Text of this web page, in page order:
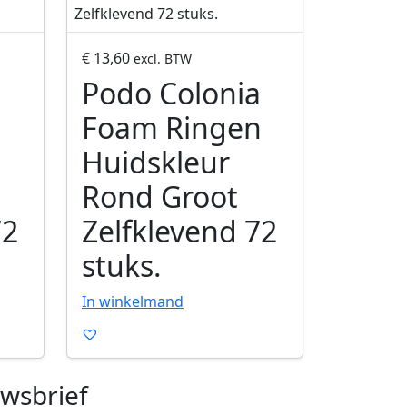
o
d
u€ 13,60 excl. BTW
Podo Colonia
Foam Ringen
Huidskleur
Rond Groot
Zelfklevend 72
stuks.
In winkelmand